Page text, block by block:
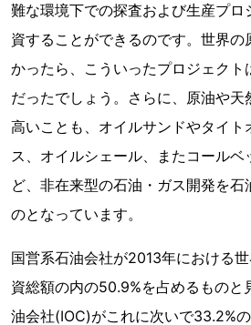
難な環境下での探査および生産プロ
資することができるのです。世界の
かったら、こういったプロジェクト
だったでしょう。さらに、原油や
高いことも、オイルサンドやタイト
ス、オイルシェール、またコール
ど、非在来型の石油・ガス開発を石
のとなっています。
国営系石油会社が2013年における
資総額の内の50.9%を占めるものと
油会社(IOC)がこれに次いで33.2%